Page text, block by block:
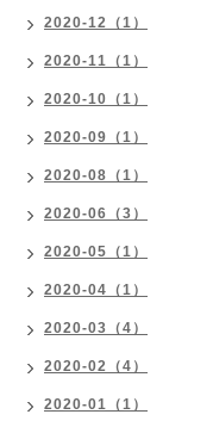
2020-12（1）
2020-11（1）
2020-10（1）
2020-09（1）
2020-08（1）
2020-06（3）
2020-05（1）
2020-04（1）
2020-03（4）
2020-02（4）
2020-01（1）